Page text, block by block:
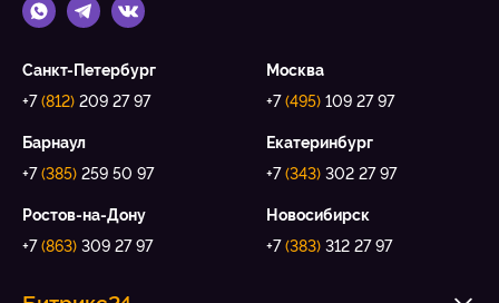
Санкт-Петербург
+7(812) 209 27 97
Москва
+7(495) 109 27 97
Барнаул
+7(385) 259 50 97
Екатеринбург
+7(343) 302 27 97
Ростов-на-Дону
+7(863) 309 27 97
Новосибирск
+7(383) 312 27 97